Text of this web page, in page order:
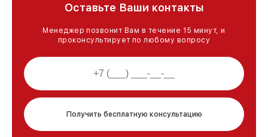
Оставьте Ваши контакты
Менеджер позвонит Вам в течение 15 минут, и
проконсультирует по любому вопросу
Получить бесплатную консультацию